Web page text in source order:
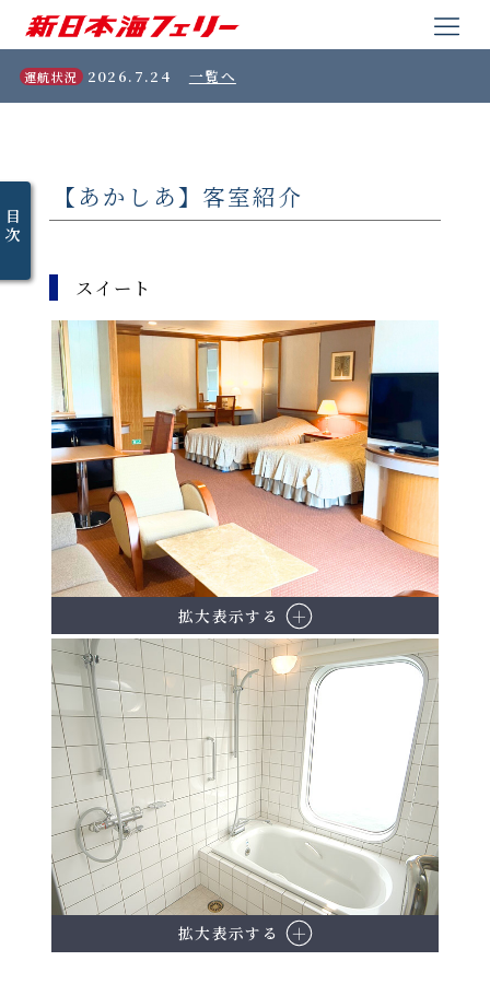
運航状況 2026.7.24 一覧へ
目
次
【あかしあ】客室紹介
スイート
拡大表示する
拡大表示する